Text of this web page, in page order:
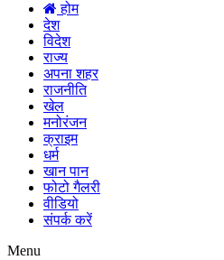
होम
देश
विदेश
राज्य
अपना शहर
राजनीति
खेल
मनोरंजन
क्राइम
धर्म
खान पान
फोटो गैलरी
वीडियो
संपर्क करें
Menu